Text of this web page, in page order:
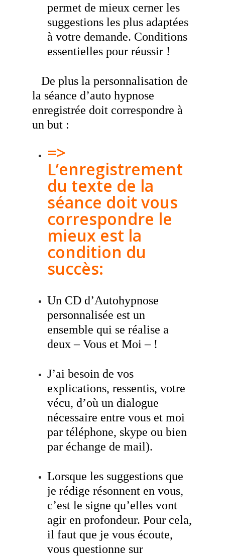
permet de mieux cerner les
suggestions les plus adaptées
à votre demande. Conditions
essentielles pour réussir !
De plus la personnalisation de
la séance d’auto hypnose
enregistrée doit correspondre à
un but :
=>
L’enregistrement
du texte de la
séance doit vous
correspondre le
mieux est la
condition du
succès:
Un CD d’Autohypnose
personnalisée est un
ensemble qui se réalise a
deux – Vous et Moi – !
J’ai besoin de vos
explications, ressentis, votre
vécu, d’où un dialogue
nécessaire entre vous et moi
par téléphone, skype ou bien
par échange de mail).
Lorsque les suggestions que
je rédige résonnent en vous,
c’est le signe qu’elles vont
agir en profondeur. Pour cela,
il faut que je vous écoute,
vous questionne sur